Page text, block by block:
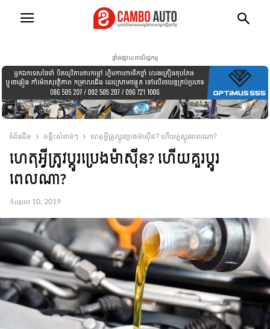
ផ្ទាំងផ្សាយពាណិជ្ជកម្ម
ទំព័រដើម គន្លឹះសំខាន់ៗ ហេតុអ្វីត្រូវប្តូរប្រេងម៉ាស៊ីន? ហើយគួរប្តូរពេលណា?
ហេតុអ្វីត្រូវប្តូរប្រេងម៉ាស៊ីន? ហើយគួរប្តូរ
ពេលណា?
August 10, 2019